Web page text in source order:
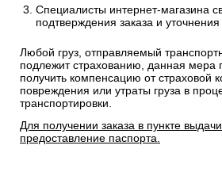
Специалисты интернет-магазина
подтверждения заказа и
Любой груз, отправляемый
подлежит страхованию, данная мера
получить компенсацию от страховой
повреждения или утраты груза в
транспортировки.
Для получении заказа в пункте
предоставление паспорта.